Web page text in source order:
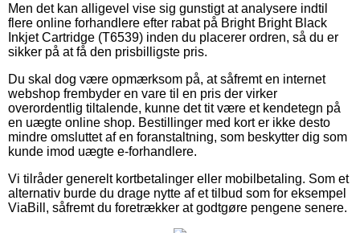
Men det kan alligevel vise sig gunstigt at analysere indtil
flere online forhandlere efter rabat på Bright Bright Black
Inkjet Cartridge (T6539) inden du placerer ordren, så du er
sikker på at få den prisbilligste pris.
Du skal dog være opmærksom på, at såfremt en internet
webshop frembyder en vare til en pris der virker
overordentlig tiltalende, kunne det tit være et kendetegn på
en uægte online shop. Bestillinger med kort er ikke desto
mindre omsluttet af en foranstaltning, som beskytter dig som
kunde imod uægte e-forhandlere.
Vi tilråder generelt kortbetalinger eller mobilbetaling. Som et
alternativ burde du drage nytte af et tilbud som for eksempel
ViaBill, såfremt du foretrækker at godtgøre pengene senere.